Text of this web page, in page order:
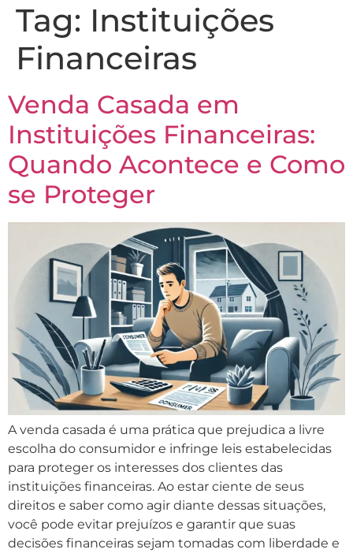
Tag: Instituições
Financeiras
Venda Casada em
Instituições Financeiras:
Quando Acontece e Como
se Proteger
A venda casada é uma prática que prejudica a livre
escolha do consumidor e infringe leis estabelecidas
para proteger os interesses dos clientes das
instituições financeiras. Ao estar ciente de seus
direitos e saber como agir diante dessas situações,
você pode evitar prejuízos e garantir que suas
decisões financeiras sejam tomadas com liberdade e